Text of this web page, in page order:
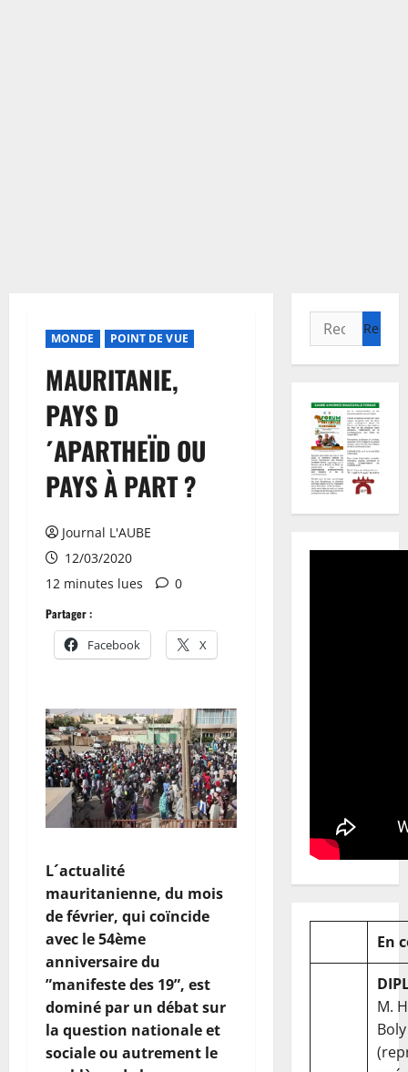
MONDE POINT DE VUE
MAURITANIE,
PAYS D
´APARTHEÏD OU
PAYS À PART ?
Journal L'AUBE
12/03/2020
12 minutes lues
0
Partager :
Facebook X
L´actualité
mauritanienne, du mois
de février, qui coïncide
avec le 54ème
anniversaire du
”manifeste des 19”, est
dominé par un débat sur
la question nationale et
sociale ou autrement le
Rechercher :
En
M.
Boly